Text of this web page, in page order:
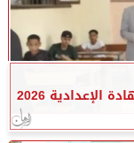
2026